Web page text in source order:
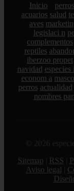
Inicio perros
acuarios salud
aves
legislaci n
complementos
reptiles
iberzoo propet
navidad especies
econom a
perros actualidad
nombres
© 2026
Sitemap
RSS
Aviso legal